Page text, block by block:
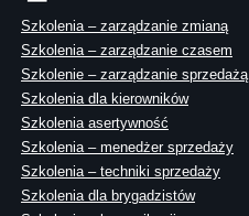
Szkolenia – zarządzanie zmianą
Szkolenia – zarządzanie czasem
Szkolenie – zarządzanie sprzedażą
Szkolenia dla kierowników
Szkolenia asertywność
Szkolenia – menedżer sprzedaży
Szkolenia – techniki sprzedaży
Szkolenia dla brygadzistów